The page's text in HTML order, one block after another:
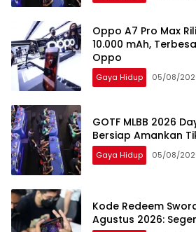
Oppo A7 Pro Max
10.000 mAh,
Oppo
Gaya Hidup 05/08/
GOTF MLBB 2026
Bersiap Amankan
Gaya Hidup 05/08/
Kode Redeem
Agustus 2026: